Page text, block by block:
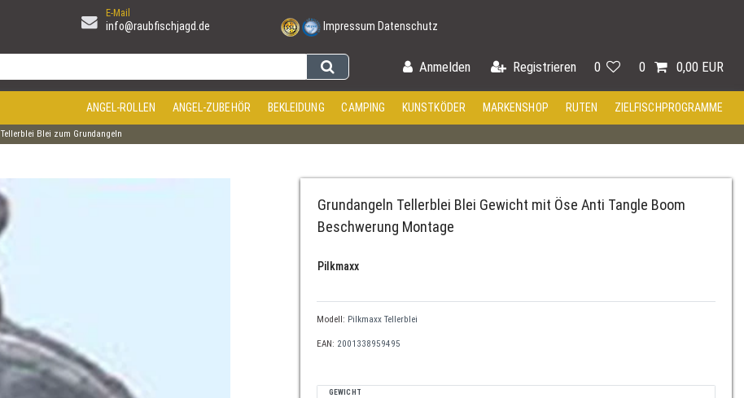
E-Mail
info@raubfischjagd.de Impressum Datenschutz
Anmelden Registrieren 0 0 0,00 EUR
ANGEL-ROLLEN ANGEL-ZUBEHÖR BEKLEIDUNG CAMPING KUNSTKÖDER MARKENSHOP RUTEN ZIELFISCHPROGRAMME
Tellerblei Blei zum Grundangeln
Grundangeln Tellerblei Blei Gewicht mit Öse Anti Tangle Boom
Beschwerung Montage
Pilkmaxx
Modell: Pilkmaxx Tellerblei
EAN: 2001338959495
GEWICHT